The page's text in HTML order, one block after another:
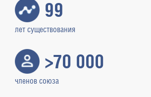
99
лет существования
>70 000
членов союза